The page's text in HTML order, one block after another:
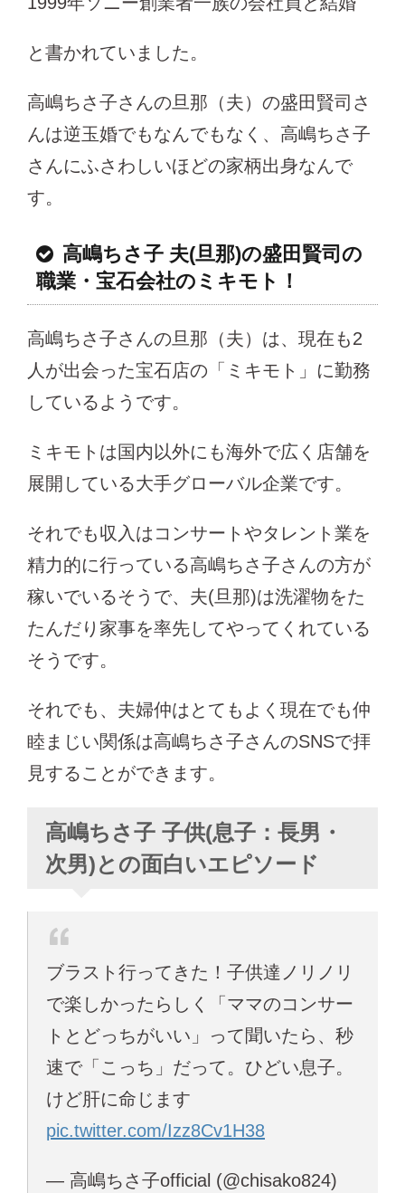
と書かれていました。
高嶋ちさ子さんの旦那（夫）の盛田賢司さ
んは逆玉婚でもなんでもなく、高嶋ちさ子
さんにふさわしいほどの家柄出身なんで
す。
高嶋ちさ子 夫(旦那)の盛田賢司の
職業・宝石会社のミキモト！
高嶋ちさ子さんの旦那（夫）は、現在も2
人が出会った宝石店の「ミキモト」に勤務
しているようです。
ミキモトは国内以外にも海外で広く店舗を
展開している大手グローバル企業です。
それでも収入はコンサートやタレント業を
精力的に行っている高嶋ちさ子さんの方が
稼いでいるそうで、夫(旦那)は洗濯物をた
たんだり家事を率先してやってくれている
そうです。
それでも、夫婦仲はとてもよく現在でも仲
睦まじい関係は高嶋ちさ子さんのSNSで拝
見することができます。
高嶋ちさ子 子供(息子：長男・
次男)との面白いエピソード
ブラスト行ってきた！子供達ノリノリ
で楽しかったらしく「ママのコンサー
トとどっちがいい」って聞いたら、秒
速で「こっち」だって。ひどい息子。
けど肝に命じます
pic.twitter.com/Izz8Cv1H38
— 高嶋ちさ子official (@chisako824)